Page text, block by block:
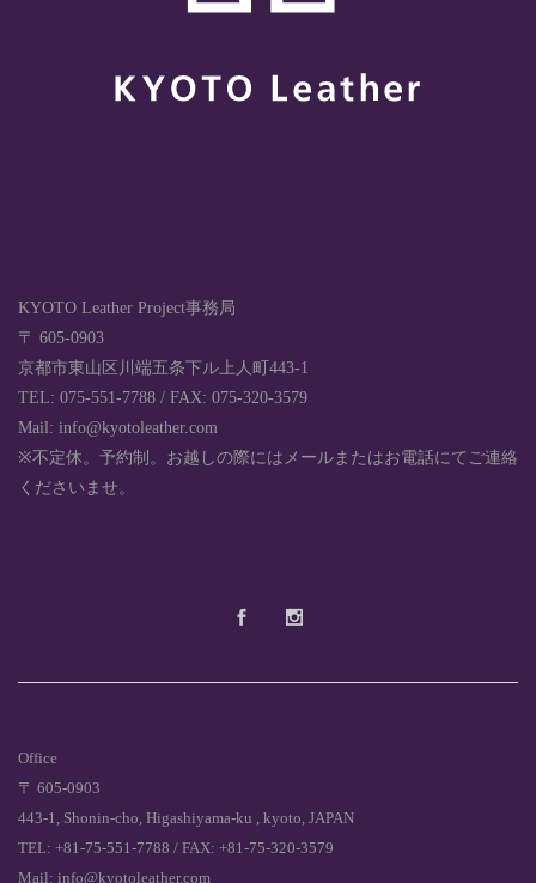
KYOTO Leather Project事務局
〒 605-0903
京都市東山区川端五条下ル上人町443-1
TEL: 075-551-7788 / FAX: 075-320-3579
Mail: info@kyotoleather.com
※不定休。予約制。お越しの際にはメールまたはお電話にてご連絡
くださいませ。
Office
〒 605-0903
443-1, Shonin-cho, Higashiyama-ku , kyoto, JAPAN
TEL: +81-75-551-7788 / FAX: +81-75-320-3579
Mail: info@kyotoleather.com